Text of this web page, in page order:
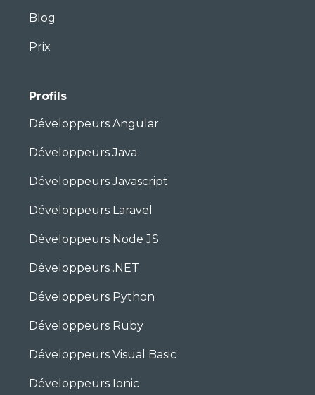
Blog
Prix
Profils
Développeurs Angular
Développeurs Java
Développeurs Javascript
Développeurs Laravel
Développeurs Node JS
Développeurs .NET
Développeurs Python
Développeurs Ruby
Développeurs Visual Basic
Développeurs Ionic